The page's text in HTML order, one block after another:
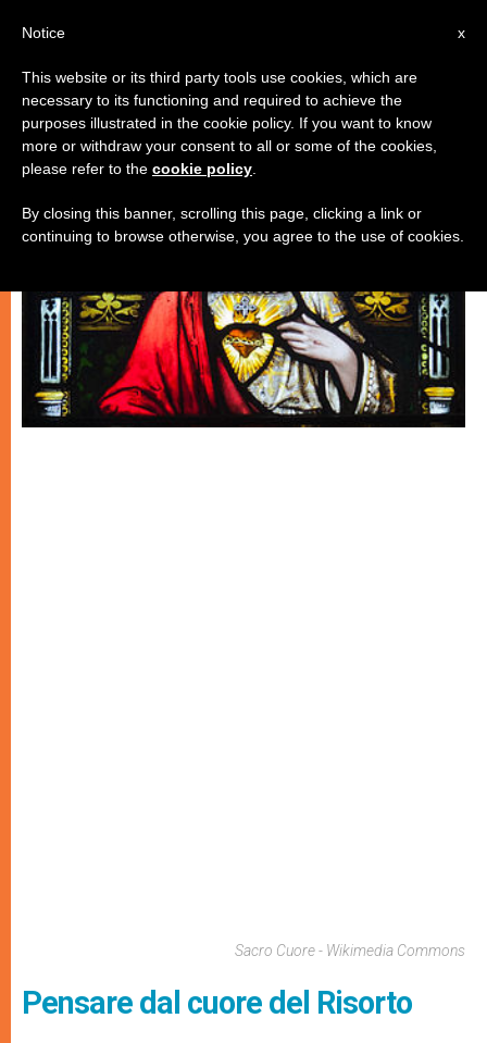
ECOLOGIA
Sacro Cuore - Wikimedia Commons
Pensare dal cuore del Risorto
x
Notice
This website or its third party tools use cookies, which are
necessary to its functioning and required to achieve the
purposes illustrated in the cookie policy. If you want to know
more or withdraw your consent to all or some of the cookies,
please refer to the cookie policy
By closing this banner, scrolling this page, clicking a link or
continuing to browse otherwise, you agree to the use of cookies.